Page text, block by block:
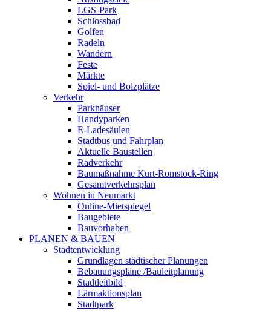
LGS-Park
Schlossbad
Golfen
Radeln
Wandern
Feste
Märkte
Spiel- und Bolzplätze
Verkehr
Parkhäuser
Handyparken
E-Ladesäulen
Stadtbus und Fahrplan
Aktuelle Baustellen
Radverkehr
Baumaßnahme Kurt-Romstöck-Ring
Gesamtverkehrsplan
Wohnen in Neumarkt
Online-Mietspiegel
Baugebiete
Bauvorhaben
PLANEN & BAUEN
Stadtentwicklung
Grundlagen städtischer Planungen
Bebauungspläne /Bauleitplanung
Stadtleitbild
Lärmaktionsplan
Stadtpark